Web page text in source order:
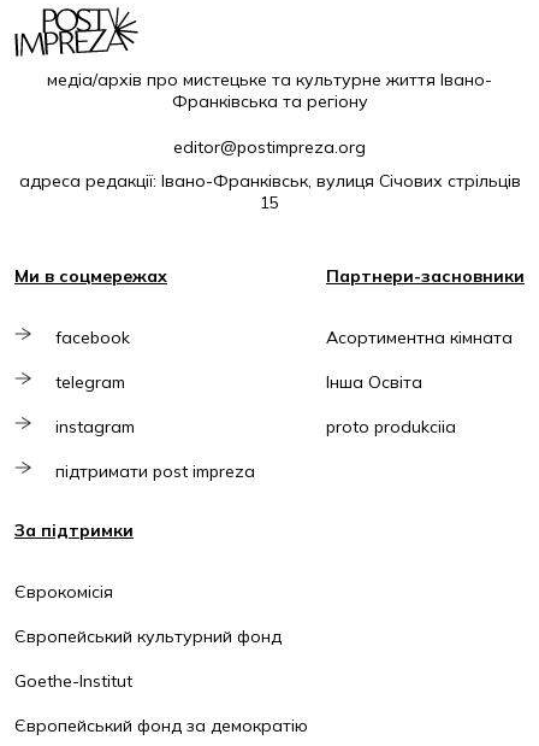
медіа/архів про мистецьке та культурне життя Івано-
Франківська та регіону
editor@postimpreza.org
адреса редакції: Івано-Франківськ, вулиця Січових стрільців
15
Ми в соцмережах
facebook
telegram
instagram
підтримати post impreza
Партнери-засновники
Асортиментна кімната
Інша Освіта
proto produkciia
За підтримки
Єврокомісія
Європейський культурний фонд
Goethe-Institut
Європейський фонд за демократію